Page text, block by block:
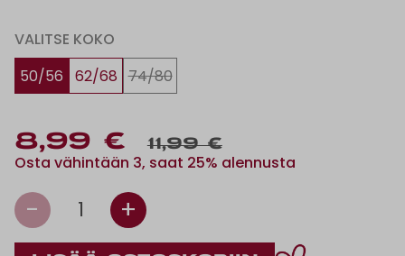
VALITSE KOKO
50/56
62/68 74/80
8,99 € 11,99 €
Osta vähintään 3, saat 25% alennusta
- 1 +